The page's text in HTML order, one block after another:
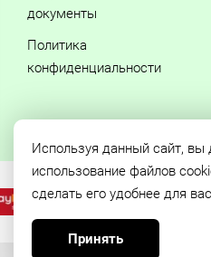
Используя данный сайт, вы
использование файлов
сделать его удобнее для
Принять
документы
Политика
конфиденциальности